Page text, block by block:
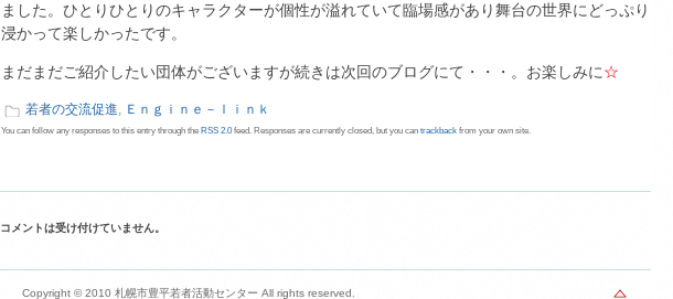
ました。ひとりひとりのキャラクターが個性が溢れていて臨場感があり舞台の世界にどっぷり
浸かって楽しかったです。
まだまだご紹介したい団体がございますが続きは次回のブログにて・・・。お楽しみに☆
若者の交流促進, Ｅｎｇｉｎｅ－ｌｉｎｋ
You can follow any responses to this entry through the RSS 2.0 feed. Responses are currently closed, but you can trackback from your own site.
コメントは受け付けていません。
Copyright © 2010 札幌市豊平若者活動センター All rights reserved.